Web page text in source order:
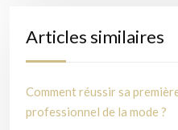
Articles similaires
Comment réussir sa
professionnel de la mode ?